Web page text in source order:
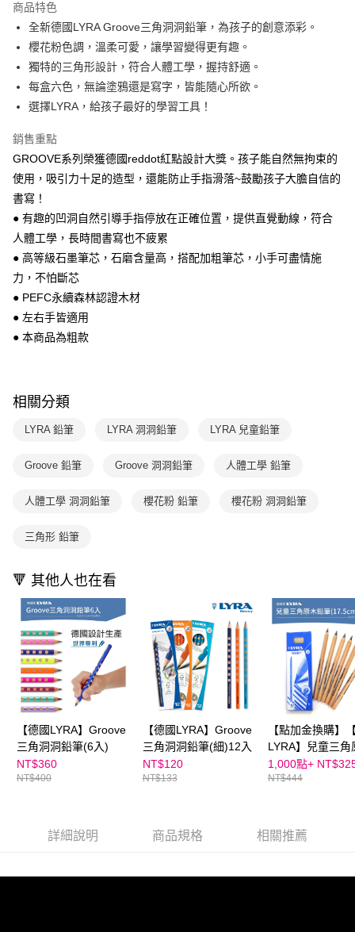
大哥付你分期
相關說明
【大哥付你分期使用說明】
1.本服務由台灣大哥大提供，台灣大哥大用戶可立即使用無須另外申請。
2.付款方式選擇「大哥付你分期」，訂單成立後會自動跳轉到大哥付的交易
流程，驗證手機門號後，選擇欲分期的期數、繳款截止日，確認付款後即完
3.實際核准額度、可分期數及費用金額請依後續交易確認頁面所載為準。
4.訂單成立30分鐘內，如未前往確認交易或遇審核未通過，訂單將自動取
消。如遇「轉專審核」未通過狀況，表示未達大哥付你分期系統評分，恕無
法說明評估內容。
1.分期款項不併入電信帳單，「大哥付你分期」於每月結算日後寄送繳費提
醒簡訊。
2.透過簡訊連結打開帳單後，可選擇「超商條碼／台灣大直營門市／銀行轉
帳／街口支付／iPASS MONEY」等通路繳費。
【注意事項】
用戶於交易時，得透過本服務購買商品或服務，並由商店將買賣／分期付款
買賣價金債權讓與本公司後，依約使用本公司帳單繳交帳款。
2.基於同意付款使用「大哥付你分期」之契約關係目的，商店將以您的個人
資料（包含姓名、電話或地址）提供予台灣大哥大進項蒐集、處理及利用，
AFTEE先享後付
相關說明
【關於「AFTEE先享後付」】
便利好安心！
１．簡單：不需註冊會員、不需綁卡、不需儲值。
２．便利：只要手機號碼，簡訊認證，即可結帳。
３．安心：先確認商品／服務後，再付款。
１．於結帳方式選擇「AFTEE先享後付」後，將跳轉至「AFTEE先享後付」
結帳頁面，進行簡訊認證並確認金額後，即可完成結帳。
２．訂單成立數日內，您將收到繳費通知簡訊。
３．收到繳費通知簡訊後14天內，點擊此簡訊中的連結，可透過四大超商／
ATM／網路銀行／等多元方式進行付款，方視為交易完成。
※ 請注意：結帳手續完成當下不需立刻繳費，但若您需要取消訂單，請聯絡
購買商品的店家。未經商家同意取消之訂單仍視為有效，需透過AFTEE先享
後付繳納相關費用。
※ 交易是否成功請以「AFTEE先享後付 」之結帳頁面顯示為準，若有關於
【注意事項】
１．透過由恩沛科技股份有限公司提供之「AFTEE先享後付」服務完成之交
易，需依本服務之必要範圍內提供個人資料，並將交易相關給付款項請求債
權轉讓予恩沛科技股份有限公司。
https://aftee.tw/terms/#terms3
「AFTEE先享後付」，若未經同意申辦者引起之損失，本公司不負相關責
任。
時審查核予不同之上限額度；若仍有額度不足之情形，本公司將視審查結果
恩沛科技股份有限公司將有權停止該用戶之使用額度並採取法律行動。
運送方式
付款後全家取貨
每筆NT$70，滿NT$800(含以上)免運費
付款後7-11取貨
每筆NT$70，滿NT$800(含以上)免運費
每筆NT$70，滿NT$800(含以上)免運費
離島宅配（澎湖、金門、馬祖、小琉球；不適用於郵局i郵箱）
商品特色
全新德國LYRA Groove三角洞洞鉛筆，為孩子的創意添彩。
櫻花粉色調，溫柔可愛，讓學習變得更有趣。
獨特的三角形設計，符合人體工學，握持舒適。
每盒六色，無論塗鴉還是寫字，皆能隨心所欲。
選擇LYRA，給孩子最好的學習工具！
銷售重點
GROOVE系列榮獲德國reddot紅點設計大獎。孩子能自然無拘束的
使用，吸引力十足的造型，還能防止手指滑落~鼓勵孩子大膽自信的
書寫！
● 有趣的凹洞自然引導手指停放在正確位置，提供直覺動線，符合
人體工學，長時間書寫也不疲累
● 高等級石墨筆芯，石磨含量高，搭配加粗筆芯，小手可盡情施
力，不怕斷芯
● PEFC永續森林認證木材
● 左右手皆適用
● 本商品為粗款
相關分類
LYRA 鉛筆 LYRA 洞洞鉛筆 LYRA 兒童鉛筆
Groove 鉛筆 Groove 洞洞鉛筆 人體工學 鉛筆
人體工學 洞洞鉛筆 櫻花粉 鉛筆 櫻花粉 洞洞鉛筆
三角形 鉛筆
🔻 其他人也在看
【德國LYRA】Groove
三角洞洞鉛筆(6入)
NT$360
NT$400
【德國LYRA】Groove
三角洞洞鉛筆(細)12入
NT$120
NT$133
【點加金換購】
LYRA】兒童三角
鉛筆(17.5cm) 6入
1,000點+
NT$444
詳細說明 商品規格 相關推薦